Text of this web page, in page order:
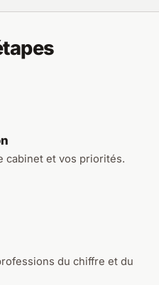
cabinet et vos priorités.
du chiffre et du